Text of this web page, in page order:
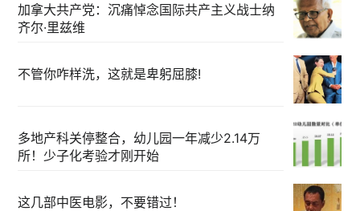
加拿大共产党：沉痛悼念国际共产主义战士纳
齐尔·里兹维
不管你咋样洗，这就是卑躬屈膝!
多地产科关停整合，幼儿园一年减少2.14万
所！少子化考验才刚开始
这几部中医电影，不要错过！